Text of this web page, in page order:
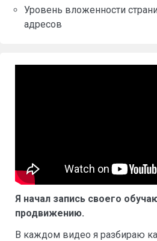
Уровень вложенности
адресов
Я начал запись своего
продвижению.
В каждом видео я разбираю